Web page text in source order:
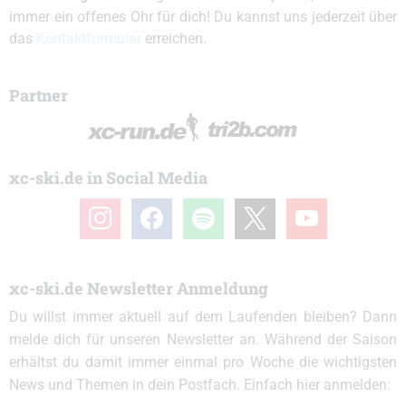
immer ein offenes Ohr für dich! Du kannst uns jederzeit über
das
erreichen.
Partner
xc-ski.de in Social Media
instagramfacebook spotify youtube
xc-ski.de Newsletter Anmeldung
Du willst immer aktuell auf dem Laufenden bleiben? Dann
melde dich für unseren Newsletter an. Während der Saison
erhältst du damit immer einmal pro Woche die wichtigsten
News und Themen in dein Postfach. Einfach hier anmelden: